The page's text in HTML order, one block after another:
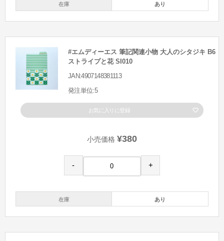
在庫 あり
#エムディーエス 筆記関連小物 大人のシタジキ B6
ストライプと花 SI010
JAN:4907148381113
発注単位:5
お気に入りに登録
小売価格 ¥380
- +
在庫 あり